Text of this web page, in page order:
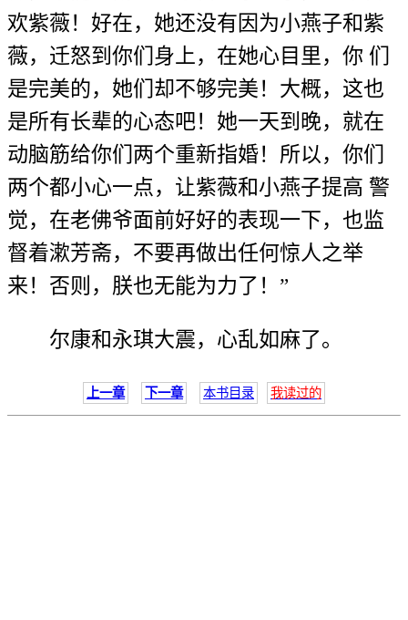
欢紫薇！好在，她还没有因为小燕子和紫
薇，迁怒到你们身上，在她心目里，你 们
是完美的，她们却不够完美！大概，这也
是所有长辈的心态吧！她一天到晚，就在
动脑筋给你们两个重新指婚！所以，你们
两个都小心一点，让紫薇和小燕子提高 警
觉，在老佛爷面前好好的表现一下，也监
督着漱芳斋，不要再做出任何惊人之举
来！否则，朕也无能为力了！”
尔康和永琪大震，心乱如麻了。
上一章 下一章 本书目录 我读过的